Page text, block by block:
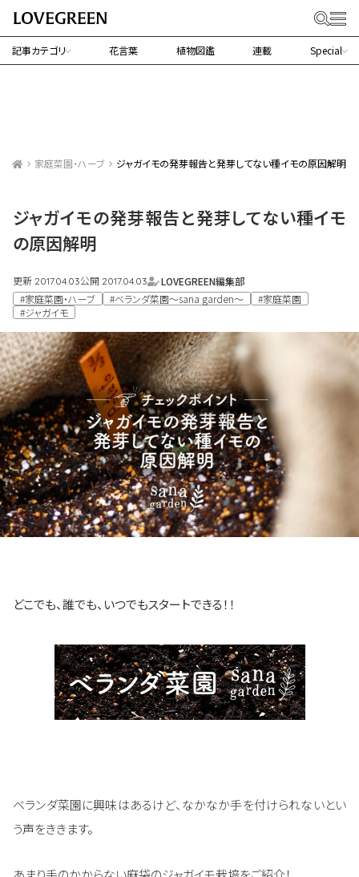
記事カテゴリ 花言葉 植物図鑑 連載 Special
家庭菜園・ハーブ ジャガイモの発芽報告と発芽してない種イモの原因解明
ジャガイモの発芽報告と発芽してない種イモ
の原因解明
更新 2017.04.03公開 2017.04.03
LOVEGREEN編集部
#家庭菜園・ハーブ
#ベランダ菜園～sana garden～
#家庭菜園
#ジャガイモ
どこでも、誰でも、いつでもスタートできる！！
ベランダ菜園に興味はあるけど、なかなか手を付けられないとい
う声をききます。